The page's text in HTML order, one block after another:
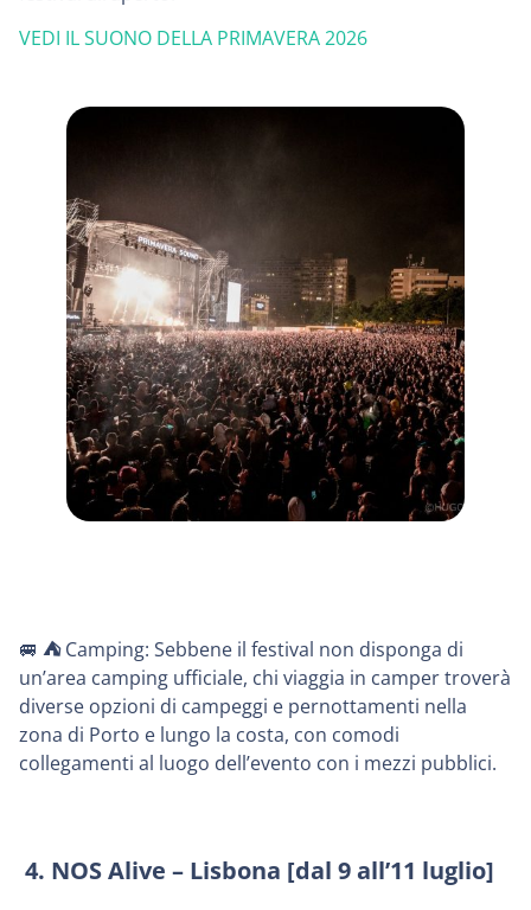
VEDI IL SUONO DELLA PRIMAVERA 2026
🚐 ⛺️Camping: Sebbene il festival non disponga di
un’area camping ufficiale, chi viaggia in camper troverà
diverse opzioni di campeggi e pernottamenti nella
zona di Porto e lungo la costa, con comodi
collegamenti al luogo dell’evento con i mezzi pubblici.
4. NOS Alive – Lisbona [dal 9 all’11 luglio]